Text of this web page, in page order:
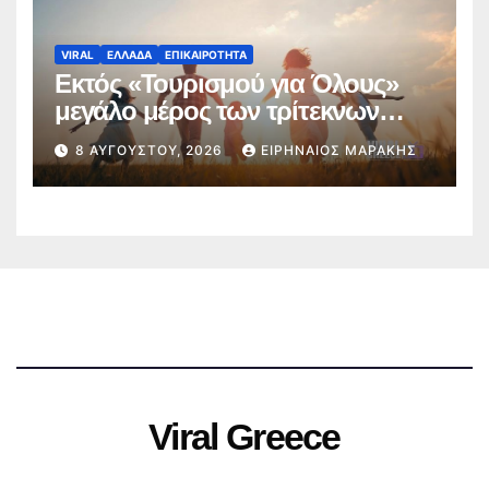
VIRAL ΕΛΛΑΔΑ ΕΠΙΚΑΙΡΟΤΗΤΑ
Εκτός «Τουρισμού για Όλους»
μεγάλο μέρος των τρίτεκνων
οικογενειών της Μαγνησίας
8 ΑΥΓΟΎΣΤΟΥ, 2026 ΕΙΡΗΝΑΊΟΣ ΜΑΡΆΚΗΣ
Viral Greece